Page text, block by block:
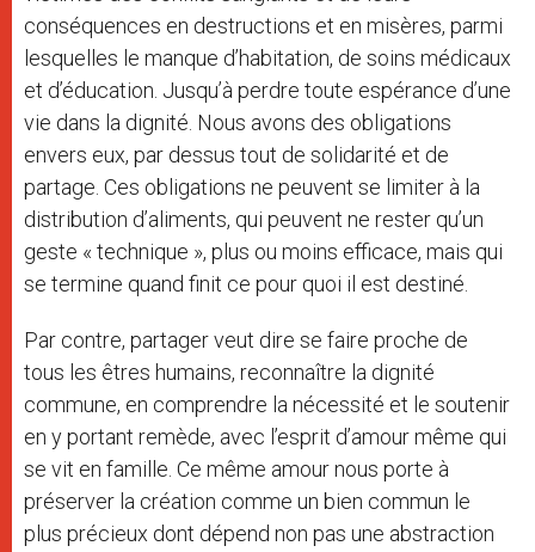
conséquences en destructions et en misères, parmi
lesquelles le manque d’habitation, de soins médicaux
et d’éducation. Jusqu’à perdre toute espérance d’une
vie dans la dignité. Nous avons des obligations
envers eux, par dessus tout de solidarité et de
partage. Ces obligations ne peuvent se limiter à la
distribution d’aliments, qui peuvent ne rester qu’un
geste « technique », plus ou moins efficace, mais qui
se termine quand finit ce pour quoi il est destiné.
Par contre, partager veut dire se faire proche de
tous les êtres humains, reconnaître la dignité
commune, en comprendre la nécessité et le soutenir
en y portant remède, avec l’esprit d’amour même qui
se vit en famille. Ce même amour nous porte à
préserver la création comme un bien commun le
plus précieux dont dépend non pas une abstraction